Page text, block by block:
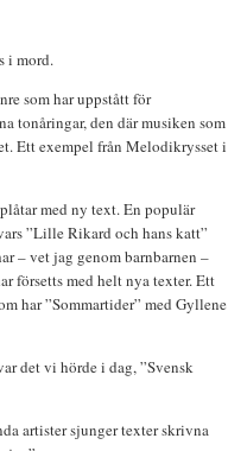
i mord.
som har uppstått för
tonåringar, den där musiken som
Ett exempel från Melodikrysset i
med ny text. En populär
”Lille Rikard och hans katt”
– vet jag genom barnbarnen –
försetts med helt nya texter. Ett
har ”Sommartider” med Gyllene
det vi hörde i dag, ”Svensk
artister sjunger texter skrivna